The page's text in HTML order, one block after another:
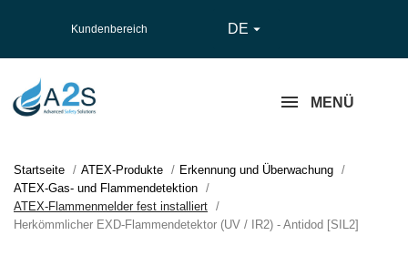
Kundenbereich DE 
MENÜ
Startseite ATEX-Produkte
Erkennung und Überwachung
ATEX-Gas- und Flammendetektion
ATEX-Flammenmelder fest installiert
Herkömmlicher EXD-Flammendetektor (UV / IR2) - Antidod [SIL2]